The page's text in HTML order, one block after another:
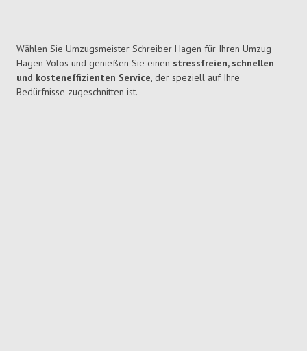
Wählen Sie Umzugsmeister Schreiber Hagen für Ihren Umzug
Hagen Volos und genießen Sie einen stressfreien, schnellen
und kosteneffizienten Service, der speziell auf Ihre
Bedürfnisse zugeschnitten ist.